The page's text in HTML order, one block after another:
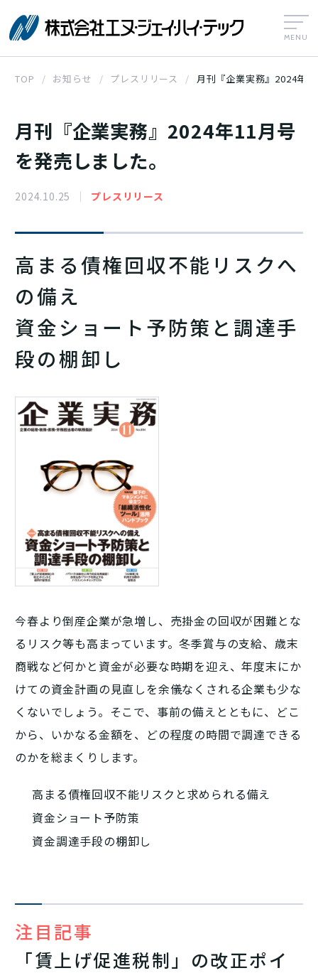
TOP お知らせ プレスリリース 月刊『企業実務』2024年
月刊『企業実務』2024年11月号
を発売しました。
2024.10.25 プレスリリース
高まる債権回収不能リスクへ
の備え
資金ショート予防策と調達手
段の棚卸し
今春より倒産企業が急増し、売掛金の回収が困難とな
るリスク等も高まっています。冬季賞与の支給、歳末
商戦など何かと資金が必要な時期を迎え、年度末にか
けての資金計画の見直しを余儀なくされる企業も少な
くないでしょう。そこで、事前の備えとともに、どこ
から、いかなる金額を、どの程度の時間で調達できる
のかを総まくりします。
高まる債権回収不能リスクと求められる備え
資金ショート予防策
資金調達手段の棚卸し
注目記事
「賃上げ促進税制」の改正ポイ